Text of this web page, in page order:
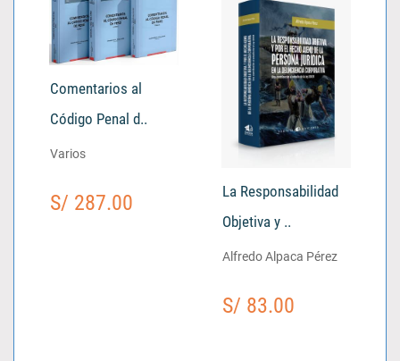
Comentarios al
Código Penal d..
Varios
S/ 287.00
La Responsabilidad
Objetiva y ..
Alfredo Alpaca Pérez
S/ 83.00